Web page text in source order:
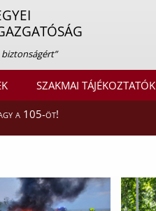
SZAKMAI TÁJÉKOZTATÓK
a 105-öt!